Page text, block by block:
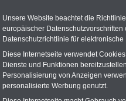
(Beamte &
geben (Medienberichten
mind.3.000 und 13.000
hierzu eine Broschüre
des Gesetzentwurfs der
(wahrscheinlich im
Broschüre.
Unsere Website beachtet die
europäischer
Datenschutzrichtlinie für
Diese Internetseite verwendet
Dienste und Funktionen
Personalisierung von Anzeigen
personalisierte Werbung genutzt.